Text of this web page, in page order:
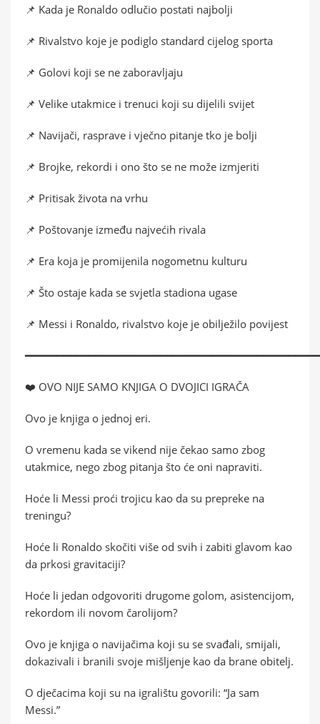
📌 Kada je Ronaldo odlučio postati najbolji
📌 Rivalstvo koje je podiglo standard cijelog sporta
📌 Golovi koji se ne zaboravljaju
📌 Velike utakmice i trenuci koji su dijelili svijet
📌 Navijači, rasprave i vječno pitanje tko je bolji
📌 Brojke, rekordi i ono što se ne može izmjeriti
📌 Pritisak života na vrhu
📌 Poštovanje između najvećih rivala
📌 Era koja je promijenila nogometnu kulturu
📌 Što ostaje kada se svjetla stadiona ugase
📌 Messi i Ronaldo, rivalstvo koje je obilježilo povijest
❤️ OVO NIJE SAMO KNJIGA O DVOJICI IGRAČA
Ovo je knjiga o jednoj eri.
O vremenu kada se vikend nije čekao samo zbog
utakmice, nego zbog pitanja što će oni napraviti.
Hoće li Messi proći trojicu kao da su prepreke na
treningu?
Hoće li Ronaldo skočiti više od svih i zabiti glavom kao
da prkosi gravitaciji?
Hoće li jedan odgovoriti drugome golom, asistencijom,
rekordom ili novom čarolijom?
Ovo je knjiga o navijačima koji su se svađali, smijali,
dokazivali i branili svoje mišljenje kao da brane obitelj.
O dječacima koji su na igralištu govorili: “Ja sam
Messi.”